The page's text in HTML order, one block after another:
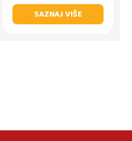
SAZNAJ VIŠE